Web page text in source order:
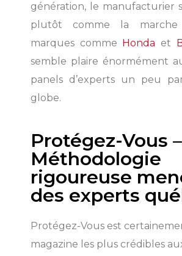
génération, le manufacturier
plutôt comme la
marques comme
Honda et
semble plaire énormément
panels d’experts un peu
globe.
Protégez-Vous –
Méthodologie
rigoureuse
des experts
Protégez-Vous est
magazine les plus crédibles
SHERBROOKE
COWANSVILLE
SHERBROOKE
ST-HYACINTHE
GRANBY
DRUMMONDVILLE
VICTORIAVILLE
ST-